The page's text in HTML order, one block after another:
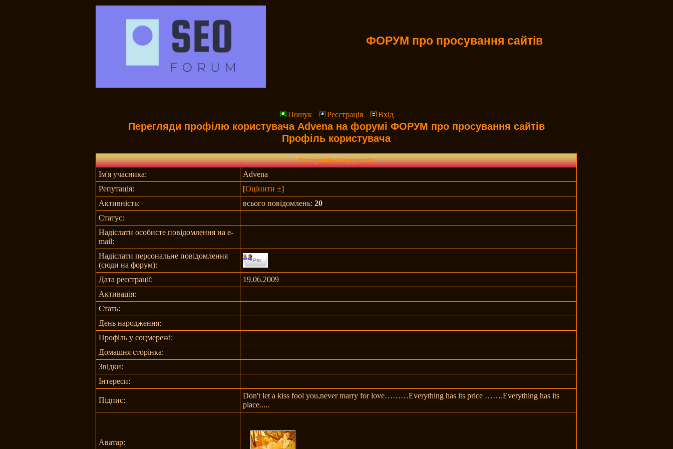
ФОРУМ про просування сайтів
Пошук Реєстрація Вхід
Перегляди профілю користувача Advena на форумі ФОРУМ про просування сайтів
Профіль користувача
Реєстраційна інформація
Ім'я учасника:
Advena
Репутація:
[Оцінити ±]
Активність:
всього повідомлень:20
Статус:
Надіслати особисте повідомлення на e-
mail:
Надіслати персональне повідомлення
(сюди на форум):
Дата реєстрації:
19.06.2009
Активація:
Стать:
День народження:
Профіль у соцмережі:
Домашня сторінка:
Звідки:
Інтереси:
Підпис:
Don't let a kiss fool you,never marry for love………Everything has its price …….Everything has its
place.....
Аватар: